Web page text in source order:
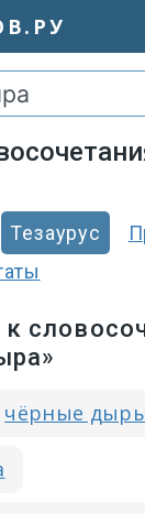
Тезаурус
чёрные